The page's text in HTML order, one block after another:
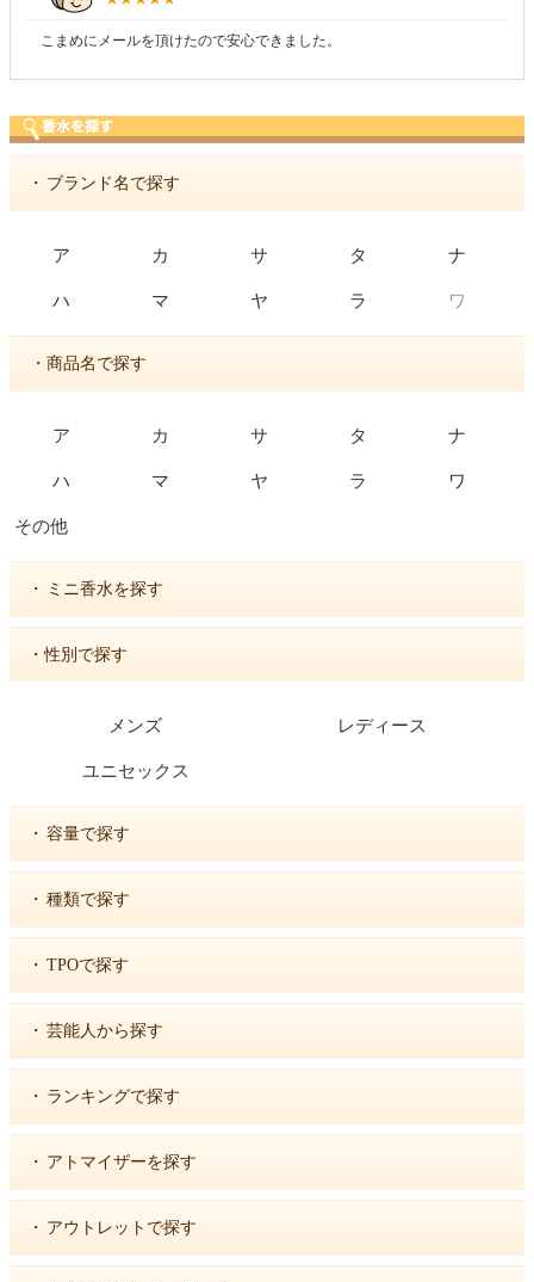
こまめにメールを頂けたので安心できました。
・ ブランド名で探す
ア カ サ タ ナ
ハ マ ヤ ラ ワ
・商品名で探す
ア カ サ タ ナ
ハ マ ヤ ラ ワ
その他
・ ミニ香水を探す
・性別で探す
メンズ レディース
ユニセックス
・ 容量で探す
・ 種類で探す
・ TPOで探す
・ 芸能人から探す
・ ランキングで探す
・ アトマイザーを探す
・ アウトレットで探す